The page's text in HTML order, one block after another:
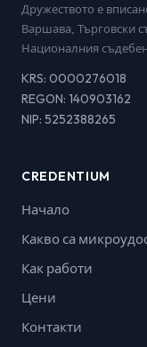
Дружеството е
Варшава, Търговски
Националния
KRS: 0000276018
REGON: 140903162
NIP: 5252388265
CREDENTIUM
Начало
Какво са
Как работи
Цени
Контакти